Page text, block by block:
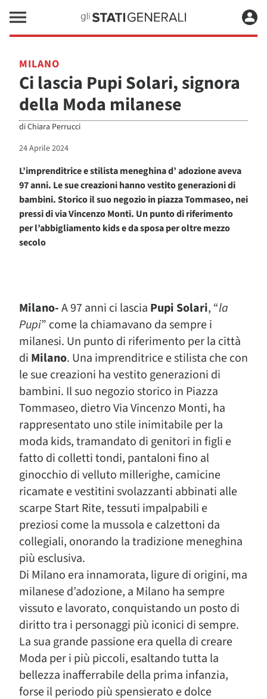
MILANO
Ci lascia Pupi Solari, signora
della Moda milanese
diChiara Perrucci
24 Aprile 2024
L’imprenditrice e stilista meneghina d’ adozione aveva
97 anni. Le sue creazioni hanno vestito generazioni di
bambini. Storico il suo negozio in piazza Tommaseo, nei
pressi di via Vincenzo Monti. Un punto di riferimento
per l’abbigliamento kids e da sposa per oltre mezzo
secolo
Milano-A 97 anni ci lascia Pupi Solari, “la
Pupi” come la chiamavano da sempre i
milanesi. Un punto di riferimento per la città
di Milano. Una imprenditrice e stilista che con
le sue creazioni ha vestito generazioni di
bambini. Il suo negozio storico in Piazza
Tommaseo, dietro Via Vincenzo Monti, ha
rappresentato uno stile inimitabile per la
moda kids, tramandato di genitori in figli e
fatto di colletti tondi, pantaloni fino al
ginocchio di velluto millerighe, camicine
ricamate e vestitini svolazzanti abbinati alle
scarpe Start Rite, tessuti impalpabili e
preziosi come la mussola e calzettoni da
collegiali, onorando la tradizione meneghina
più esclusiva.
Di Milano era innamorata, ligure di origini, ma
milanese d’adozione, a Milano ha sempre
vissuto e lavorato, conquistando un posto di
diritto tra i personaggi più iconici di sempre.
La sua grande passione era quella di creare
Moda per i più piccoli, esaltando tutta la
bellezza inafferrabile della prima infanzia,
forse il periodo più spensierato e dolce